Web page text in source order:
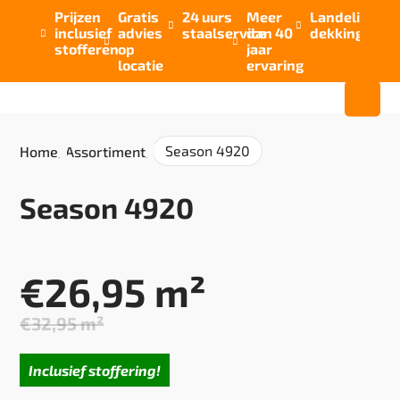

Prijzen
inclusief
stofferen

Gratis
advies
op
locatie

24 uurs
staalservice

Meer
dan 40
jaar
ervaring

Landelijke
dekking
Home Assortiment Season 4920
Season 4920
€32,95m²
Oorspronkelijke
prijs
€26,95 m²
Huidige
prijs
Inclusief stoffering!